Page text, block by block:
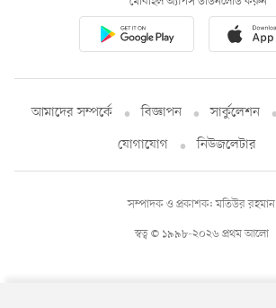
আমাদের সম্পর্কে বিজ্ঞাপন সার্কুলেশন
যোগাযোগ
নিউজলেটার
স্বত্ব © ১৯৯৮-২০২৬ প্রথম আলো
সম্পাদক ও প্রকাশক: মতিউর রহমান